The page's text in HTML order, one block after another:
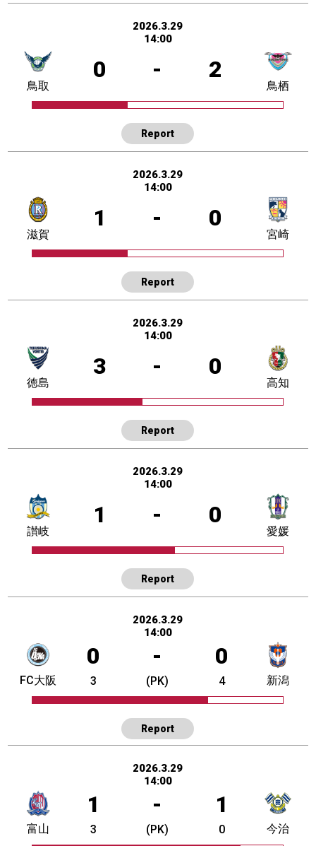
2026.3.29
14:00
0 - 2
鳥取 鳥栖
Report
2026.3.29
14:00
1 - 0
滋賀 宮崎
Report
2026.3.29
14:00
3 - 0
徳島 高知
Report
2026.3.29
14:00
1 - 0
讃岐 愛媛
Report
2026.3.29
14:00
0 - 0
FC大阪 3 (PK) 4 新潟
Report
2026.3.29
14:00
1 - 1
富山 3 (PK) 0 今治